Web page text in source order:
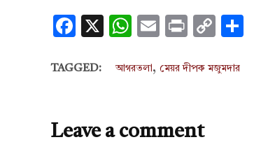
Facebook
X WhatsApp
EmailPrintCopy
TAGGED: আগরতলা , মেয়র দীপক মজুমদার
Leave a comment